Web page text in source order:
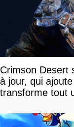
Crimson Desert
à jour, qui
transforme tout